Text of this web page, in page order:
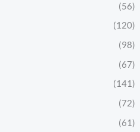
(56)
(120)
(98)
(67)
(141)
(72)
(61)